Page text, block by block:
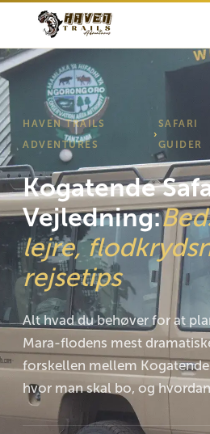
HAVEN TRAILS
ADVENTURES
›
SAFARI
GUIDER
Kogatende
Vejledning:
lejre,
rejsetips
Alt hvad du behøver for at
Mara-flodens mest
forskellen mellem
hvor man skal bo, og